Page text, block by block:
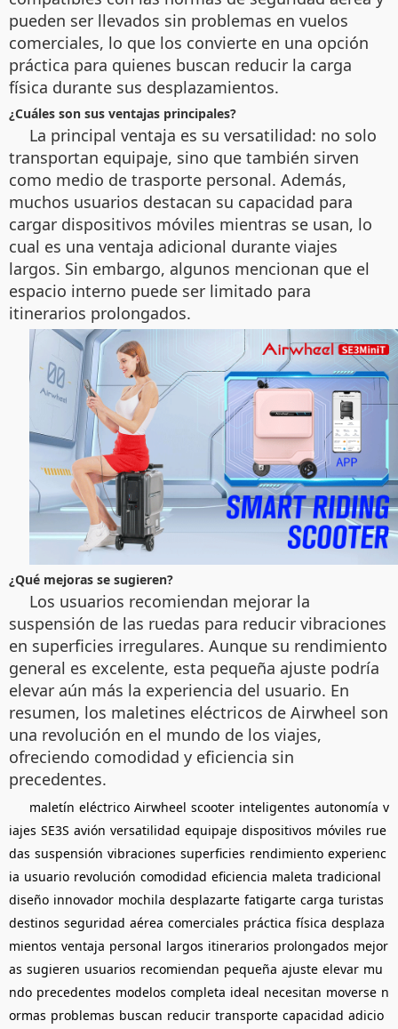
pueden ser llevados sin problemas en vuelos
comerciales, lo que los convierte en una opción
práctica para quienes buscan reducir la carga
física durante sus desplazamientos.
¿Cuáles son sus ventajas principales?
La principal ventaja es su versatilidad: no solo
transportan equipaje, sino que también sirven
como medio de trasporte personal. Además,
muchos usuarios destacan su capacidad para
cargar dispositivos móviles mientras se usan, lo
cual es una ventaja adicional durante viajes
largos. Sin embargo, algunos mencionan que el
espacio interno puede ser limitado para
itinerarios prolongados.
¿Qué mejoras se sugieren?
Los usuarios recomiendan mejorar la
suspensión de las ruedas para reducir vibraciones
en superficies irregulares. Aunque su rendimiento
general es excelente, esta pequeña ajuste podría
elevar aún más la experiencia del usuario. En
resumen, los maletines eléctricos de Airwheel son
una revolución en el mundo de los viajes,
ofreciendo comodidad y eficiencia sin
precedentes.
maletín eléctrico Airwheel scooter inteligentes autonomía v
iajes SE3S avión versatilidad equipaje dispositivos móviles rue
das suspensión vibraciones superficies rendimiento experienc
ia usuario revolución comodidad eficiencia maleta tradicional
diseño innovador mochila desplazarte fatigarte carga turistas
destinos seguridad aérea comerciales práctica física desplaza
mientos ventaja personal largos itinerarios prolongados mejor
as sugieren usuarios recomiendan pequeña ajuste elevar mu
ndo precedentes modelos completa ideal necesitan moverse n
ormas problemas buscan reducir transporte capacidad adicio